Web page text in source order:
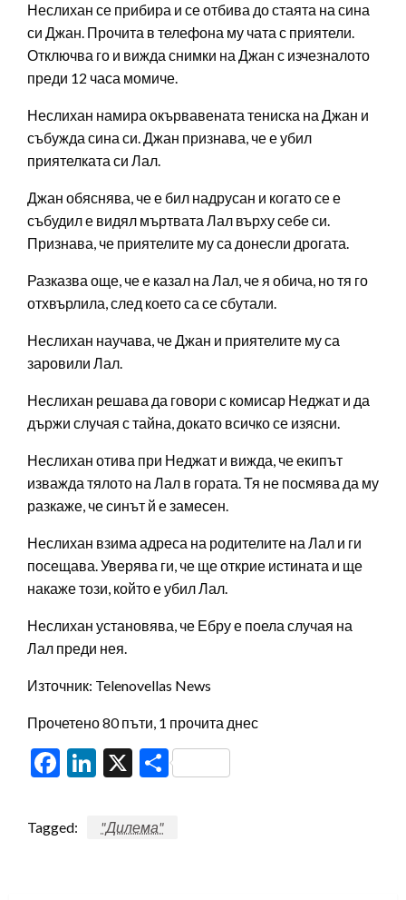
Неслихан се прибира и се отбива до стаята на сина
си Джан. Прочита в телефона му чата с приятели.
Отключва го и вижда снимки на Джан с изчезналото
преди 12 часа момиче.
Неслихан намира окървавената тениска на Джан и
събужда сина си. Джан признава, че е убил
приятелката си Лал.
Джан обяснява, че е бил надрусан и когато се е
събудил е видял мъртвата Лал върху себе си.
Признава, че приятелите му са донесли дрогата.
Разказва още, че е казал на Лал, че я обича, но тя го
отхвърлила, след което са се сбутали.
Неслихан научава, че Джан и приятелите му са
заровили Лал.
Неслихан решава да говори с комисар Неджат и да
държи случая с тайна, докато всичко се изясни.
Неслихан отива при Неджат и вижда, че екипът
изважда тялото на Лал в гората. Тя не посмява да му
разкаже, че синът й е замесен.
Неслихан взима адреса на родителите на Лал и ги
посещава. Уверява ги, че ще открие истината и ще
накаже този, който е убил Лал.
Неслихан установява, че Ебру е поела случая на
Лал преди нея.
Източник: Telenovellas News
Прочетено 80 пъти, 1 прочита днес
Facebook
LinkedIn
X Share
Tagged: "Дилема"